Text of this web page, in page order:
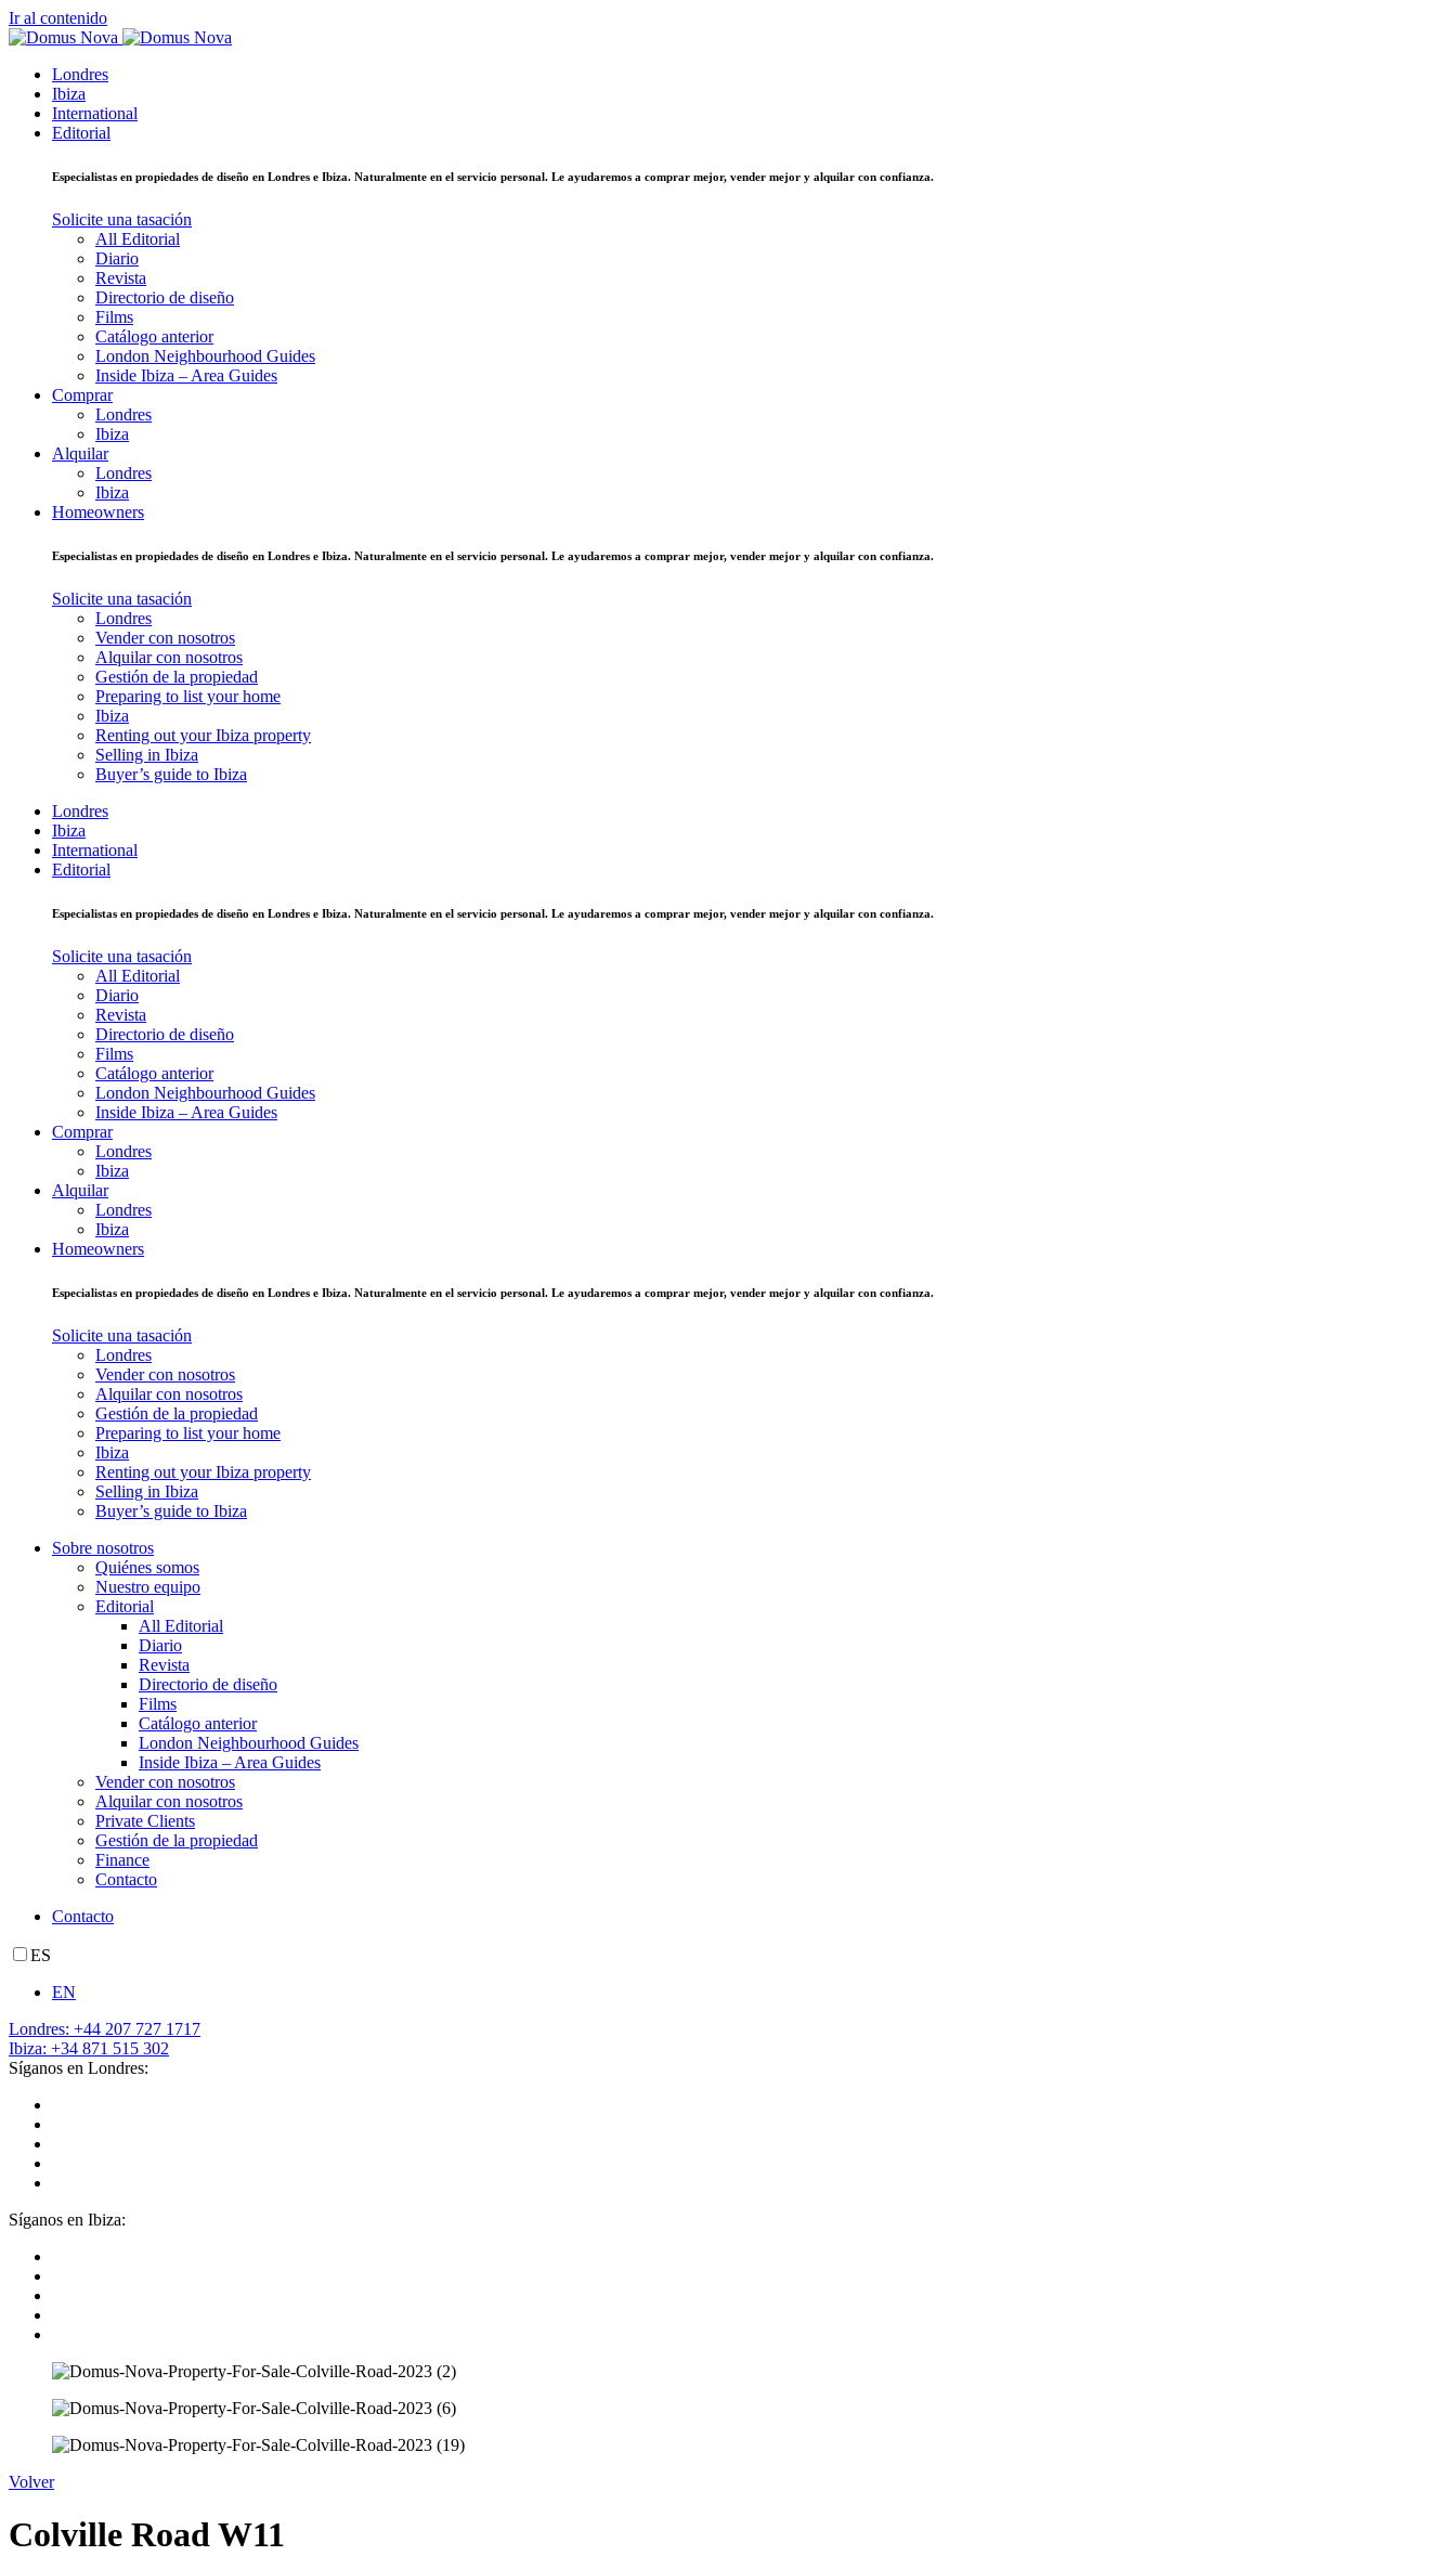
Ir al contenido
Londres
Ibiza
International
Editorial
Especialistas en propiedades de diseño en Londres e Ibiza. Naturalmente en el servicio personal. Le ayudaremos a comprar mejor, vender mejor y alquilar con confianza.
Solicite una tasación
All Editorial
Diario
Revista
Directorio de diseño
Films
Catálogo anterior
London Neighbourhood Guides
Inside Ibiza – Area Guides
Comprar
Londres
Ibiza
Alquilar
Londres
Ibiza
Homeowners
Especialistas en propiedades de diseño en Londres e Ibiza. Naturalmente en el servicio personal. Le ayudaremos a comprar mejor, vender mejor y alquilar con confianza.
Solicite una tasación
Londres
Vender con nosotros
Alquilar con nosotros
Gestión de la propiedad
Preparing to list your home
Ibiza
Renting out your Ibiza property
Selling in Ibiza
Buyer’s guide to Ibiza
Londres
Ibiza
International
Editorial
Especialistas en propiedades de diseño en Londres e Ibiza. Naturalmente en el servicio personal. Le ayudaremos a comprar mejor, vender mejor y alquilar con confianza.
Solicite una tasación
All Editorial
Diario
Revista
Directorio de diseño
Films
Catálogo anterior
London Neighbourhood Guides
Inside Ibiza – Area Guides
Comprar
Londres
Ibiza
Alquilar
Londres
Ibiza
Homeowners
Especialistas en propiedades de diseño en Londres e Ibiza. Naturalmente en el servicio personal. Le ayudaremos a comprar mejor, vender mejor y alquilar con confianza.
Solicite una tasación
Londres
Vender con nosotros
Alquilar con nosotros
Gestión de la propiedad
Preparing to list your home
Ibiza
Renting out your Ibiza property
Selling in Ibiza
Buyer’s guide to Ibiza
Sobre nosotros
Quiénes somos
Nuestro equipo
Editorial
All Editorial
Diario
Revista
Directorio de diseño
Films
Catálogo anterior
London Neighbourhood Guides
Inside Ibiza – Area Guides
Vender con nosotros
Alquilar con nosotros
Private Clients
Gestión de la propiedad
Finance
Contacto
Contacto
ES
EN
Londres: +44 207 727 1717
Ibiza: +34 871 515 302
Síganos en Londres:
Síganos en Ibiza:
Volver
Colville Road W11